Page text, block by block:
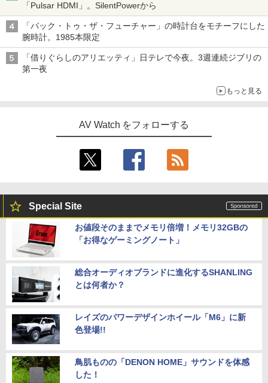
「Pulsar HDMI」。SilentPowerから
「バック・トゥ・ザ・フューチャー」の時計台をモチーフにした
腕時計。1985本限定
「借りぐらしのアリエッティ」日テレで今夜。3週連続ジブリの
第一夜
もっと見る
AV Watch をフォローする
Special Site
お値段そのままでメモリ倍増！メモリ32GBの
「お得なゲーミングノート」
総合オーディオブランドに進化するSHANLING
とは何者か？
レイズのパワーデザインホイール「M6」に新
色登場!!
鳥肌ものの「DENON HOME」サウンドを体感
した！